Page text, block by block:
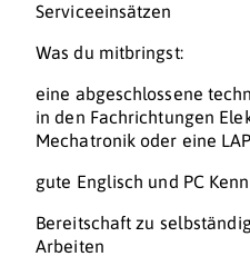
Serviceeinsätzen
Was du mitbringst:
eine abgeschlossene
in den Fachrichtungen
Mechatronik oder eine
gute Englisch und PC
Bereitschaft zu
Arbeiten